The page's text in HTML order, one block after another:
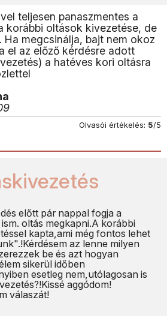
teljesen panaszmentes a
korábbi oltások kivezetése, de
Ha megcsinálja, bajt nem okoz
el az előző kérdésre adott
a hatéves kori oltásra
Olvasói értékelés: 5/5
előtt pár nappal fogja a
oltás megkapni.A korábbi
kapta,ami még fontos lehet
az lenne milyen
be és azt hogyan
sikerül időben
esetleg nem,utólagosan is
aggódom!
válaszát!